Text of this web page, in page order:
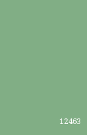
12463